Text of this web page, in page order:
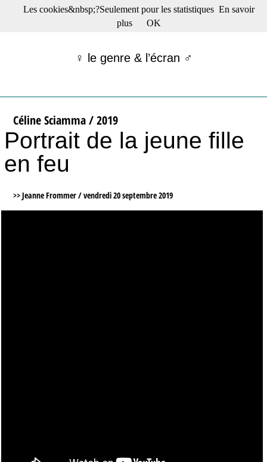
☰ Menu
Films récents
Tribunes
Bloc-notes
Archives
Actu : "La Nouvelle Vague"
♀ le genre & l’écran ♂
Céline Sciamma / 2019
Portrait de la jeune fille
en feu
>> Jeanne Frommer /vendredi 20 septembre 2019
Les cookies&nbsp;?Seulement pour les statistiques En savoir
plus
OK